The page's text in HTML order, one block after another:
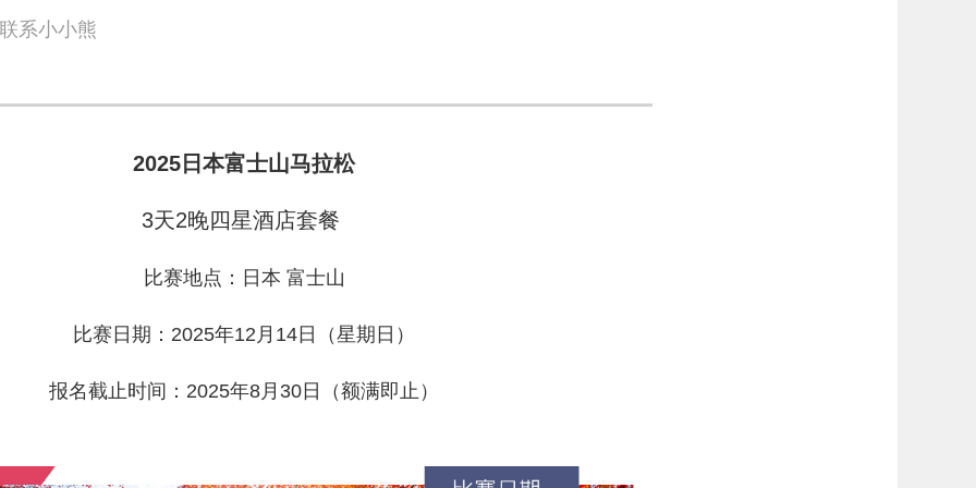
联系小小熊
2025日本富士山马拉松
3天2晚四星酒店套餐
比赛地点：日本 富士山
比赛日期：2025年12月14日（星期日）
报名截止时间：2025年8月30日（额满即止）